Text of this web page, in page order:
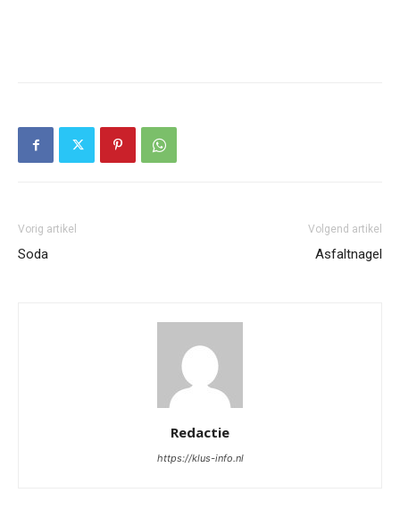
Vorig artikel
Soda
Volgend artikel
Asfaltnagel
Redactie
https://klus-info.nl